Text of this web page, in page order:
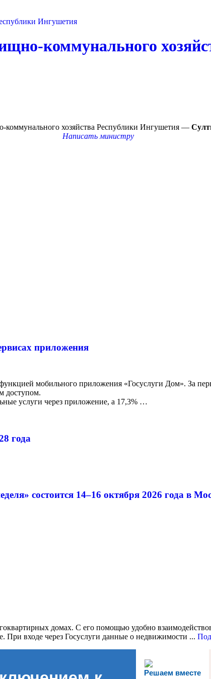
коммунального
хозяйства Республики Ингушетия —
Написать министру
приложения
мобильного приложения «Госуслуги Дом». За
доступом.
услуги через приложение, а 17,3% …
года
состоится 14–16 октября 2026 года в
домах. С его помощью удобно
При входе через Госуслуги данные о недвижимости ...
Решаем вместе